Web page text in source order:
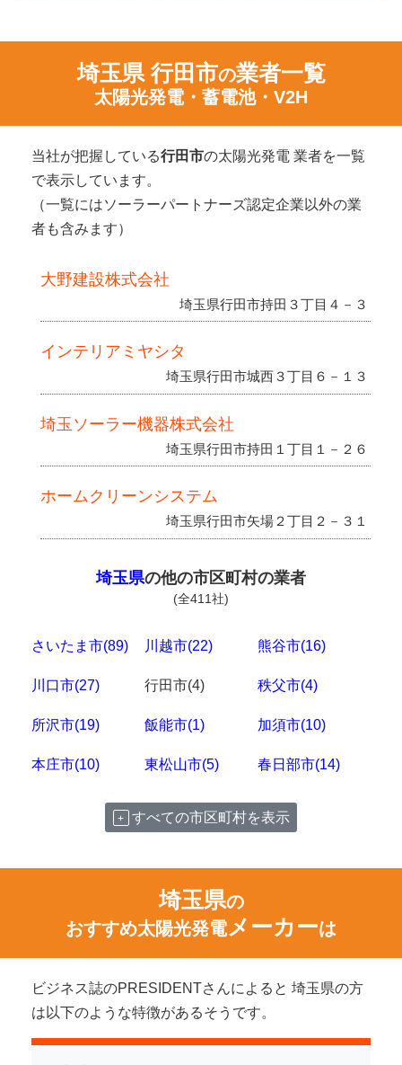
埼玉県 行田市の業者一覧
太陽光発電・蓄電池・V2H
当社が把握している行田市の太陽光発電 業者を一覧
で表示しています。
（一覧にはソーラーパートナーズ認定企業以外の業
者も含みます）
大野建設株式会社
埼玉県行田市持田３丁目４－３
インテリアミヤシタ
埼玉県行田市城西３丁目６－１３
埼玉ソーラー機器株式会社
埼玉県行田市持田１丁目１－２６
ホームクリーンシステム
埼玉県行田市矢場２丁目２－３１
埼玉県の他の市区町村の業者
(全411社)
さいたま市(89) 川越市(22) 熊谷市(16)
川口市(27) 行田市(4) 秩父市(4)
所沢市(19) 飯能市(1) 加須市(10)
本庄市(10) 東松山市(5) 春日部市(14)
すべての市区町村を表示
埼玉県の
おすすめ太陽光発電メーカーは
ビジネス誌のPRESIDENTさんによると 埼玉県の方
は以下のような特徴があるそうです。